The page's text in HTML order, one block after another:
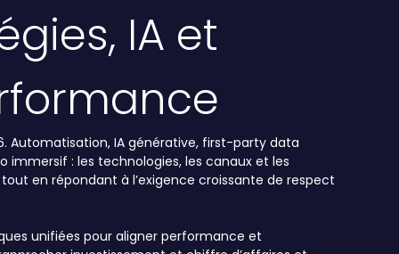
IA et
Automatisation, IA générative, first-party data
immersif : les technologies, les canaux et les
en répondant à l’exigence croissante de respect
unifiées pour aligner performance et